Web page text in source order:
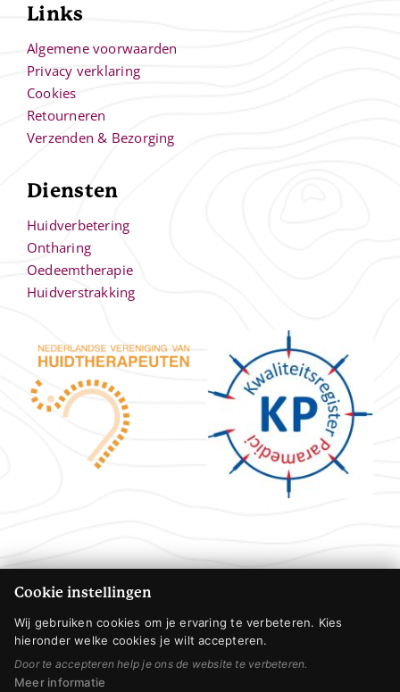
Links
Algemene voorwaarden
Privacy verklaring
Cookies
Retourneren
Verzenden & Bezorging
Diensten
Huidverbetering
Ontharing
Oedeemtherapie
Huidverstrakking
Cookie instellingen
Wij gebruiken cookies om je ervaring te verbeteren. Kies
hieronder welke cookies je wilt accepteren.
Door te accepteren help je ons de website te verbeteren.
Meer informatie